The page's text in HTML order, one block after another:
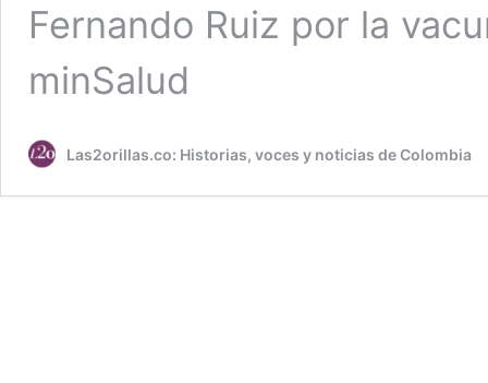
Fernando Ruiz por la
minSalud
Las2orillas.co: Historias, voces y noticias de Colombia